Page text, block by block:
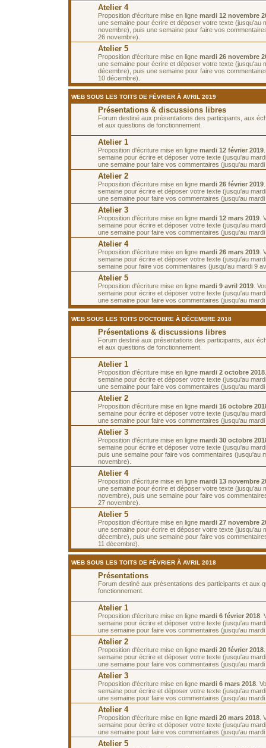
Atelier 4
Proposition d'écriture mise en ligne mardi 12 novembre
une semaine pour écrire et déposer votre texte (jusqu'au
novembre), puis une semaine pour faire vos
26 novembre).
Atelier 5
Proposition d'écriture mise en ligne mardi 26 novembre
une semaine pour écrire et déposer votre texte (jusqu'au
décembre), puis une semaine pour faire vos
10 décembre).
WEB SOUS LES TOITS DE FÉVRIER À AVRIL 2019
Présentations & discussions libres
Forum destiné aux présentations des participants, aux
et aux questions de fonctionnement.
Atelier 1
Proposition d'écriture mise en ligne mardi 12 février 2019
semaine pour écrire et déposer votre texte (jusqu'au
une semaine pour faire vos commentaires (jusqu'au
Atelier 2
Proposition d'écriture mise en ligne mardi 26 février 2019
semaine pour écrire et déposer votre texte (jusqu'au
une semaine pour faire vos commentaires (jusqu'au
Atelier 3
Proposition d'écriture mise en ligne mardi 12 mars 2019 .
semaine pour écrire et déposer votre texte (jusqu'au
une semaine pour faire vos commentaires (jusqu'au
Atelier 4
Proposition d'écriture mise en ligne mardi 26 mars 2019 .
semaine pour écrire et déposer votre texte (jusqu'au
semaine pour faire vos commentaires (jusqu'au mardi 9
Atelier 5
Proposition d'écriture mise en ligne mardi 9 avril 2019 .
semaine pour écrire et déposer votre texte (jusqu'au
une semaine pour faire vos commentaires (jusqu'au
WEB SOUS LES TOITS D'OCTOBRE À DÉCEMBRE 2018
Présentations & discussions libres
Forum destiné aux présentations des participants, aux
et aux questions de fonctionnement.
Atelier 1
Proposition d'écriture mise en ligne mardi 2 octobre 2018
semaine pour écrire et déposer votre texte (jusqu'au
une semaine pour faire vos commentaires (jusqu'au
Atelier 2
Proposition d'écriture mise en ligne mardi 16 octobre
semaine pour écrire et déposer votre texte (jusqu'au
une semaine pour faire vos commentaires (jusqu'au
Atelier 3
Proposition d'écriture mise en ligne mardi 30 octobre
semaine pour écrire et déposer votre texte (jusqu'au
puis une semaine pour faire vos commentaires (jusqu'au
novembre).
Atelier 4
Proposition d'écriture mise en ligne mardi 13 novembre
une semaine pour écrire et déposer votre texte (jusqu'au
novembre), puis une semaine pour faire vos
27 novembre).
Atelier 5
Proposition d'écriture mise en ligne mardi 27 novembre
une semaine pour écrire et déposer votre texte (jusqu'au
décembre), puis une semaine pour faire vos
11 décembre).
WEB SOUS LES TOITS DE FÉVRIER À AVRIL 2018
Présentations
Forum destiné aux présentations des participants et aux
fonctionnement.
Atelier 1
Proposition d'écriture mise en ligne mardi 6 février 2018
semaine pour écrire et déposer votre texte (jusqu'au
une semaine pour faire vos commentaires (jusqu'au
Atelier 2
Proposition d'écriture mise en ligne mardi 20 février 2018
semaine pour écrire et déposer votre texte (jusqu'au
une semaine pour faire vos commentaires (jusqu'au
Atelier 3
Proposition d'écriture mise en ligne mardi 6 mars 2018 .
semaine pour écrire et déposer votre texte (jusqu'au
une semaine pour faire vos commentaires (jusqu'au
Atelier 4
Proposition d'écriture mise en ligne mardi 20 mars 2018 .
semaine pour écrire et déposer votre texte (jusqu'au
une semaine pour faire vos commentaires (jusqu'au
Atelier 5